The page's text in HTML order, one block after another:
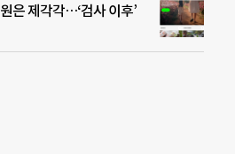
은 제각각…‘검사 이후’